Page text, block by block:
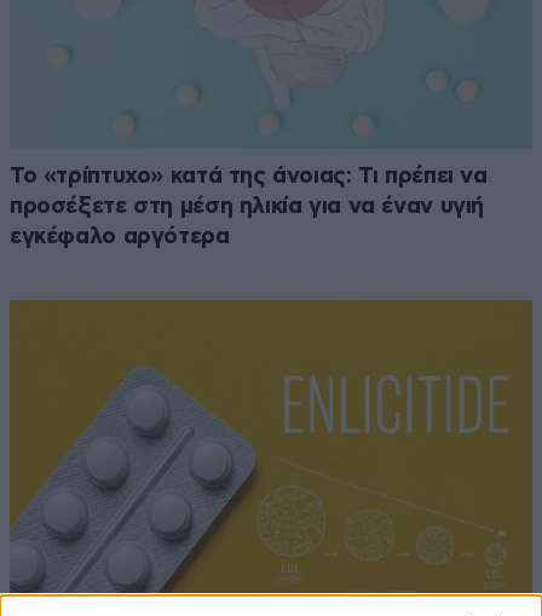
Το «τρίπτυχο» κατά της άνοιας: Τι πρέπει να
προσέξετε στη μέση ηλικία για να έναν υγιή
εγκέφαλο αργότερα